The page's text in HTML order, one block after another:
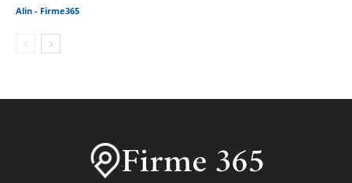
Alin - Firme365